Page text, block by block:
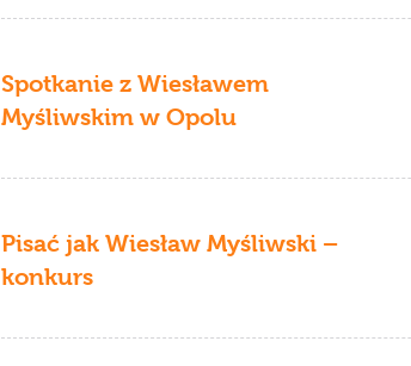
Spotkanie z Wiesławem
Myśliwskim w Opolu
Pisać jak Wiesław Myśliwski –
konkurs